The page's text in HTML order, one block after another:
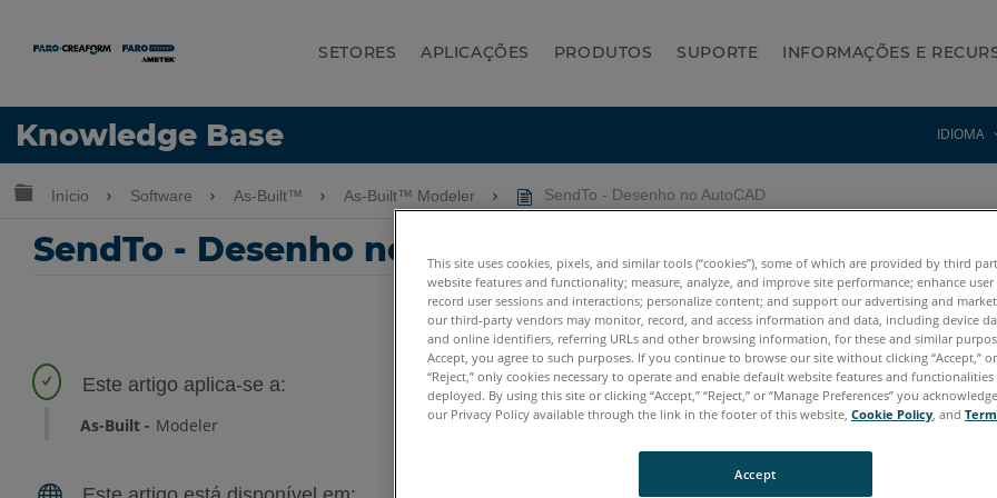
SETORES APLICAÇÕES PRODUTOS SUPORTE INFORMAÇÕES E
Knowledge Base IDIOMA
Idioma
Expandir/recolher hierarquia global
Início Software As-Built™ As-Built™ Modeler SendTo - Desenho no AutoCAD
SendTo - Desenho no AutoCAD
As-Built Modeler
This site uses cookies, pixels, and similar tools (“cookies”), some of which are provided by third
website features and functionality; measure, analyze, and improve site performance; enhance user
record user sessions and interactions; personalize content; and support our advertising and
our third-party vendors may monitor, record, and access information and data, including device
and online identifiers, referring URLs and other browsing information, for these and similar
Accept, you agree to such purposes. If you continue to browse our site without clicking “Accept,”
“Reject,” only cookies necessary to operate and enable default website features and
deployed. By using this site or clicking “Accept,” “Reject,” or “Manage Preferences” you
our Privacy Policy available through the link in the footer of this website, Cookie Policy, and
Accept